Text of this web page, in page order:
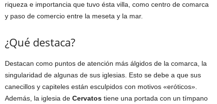
riqueza e importancia que tuvo ésta villa, como centro de comarca
y paso de comercio entre la meseta y la mar.
¿Qué destaca?
Destacan como puntos de atención más álgidos de la comarca, la
singularidad de algunas de sus iglesias. Esto se debe a que sus
canecillos y capiteles están esculpidos con motivos «eróticos».
Además, la iglesia de Cervatos tiene una portada con un tímpano